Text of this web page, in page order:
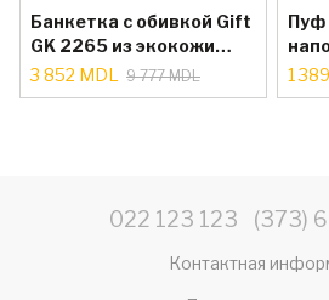
Банкетка с обивкой Gift
GK 2265 из экокожи
Taupe 130 см
3 852 MDL 9 777 MDL
Пуф
26
1
022 123 123 (373)
Контактная